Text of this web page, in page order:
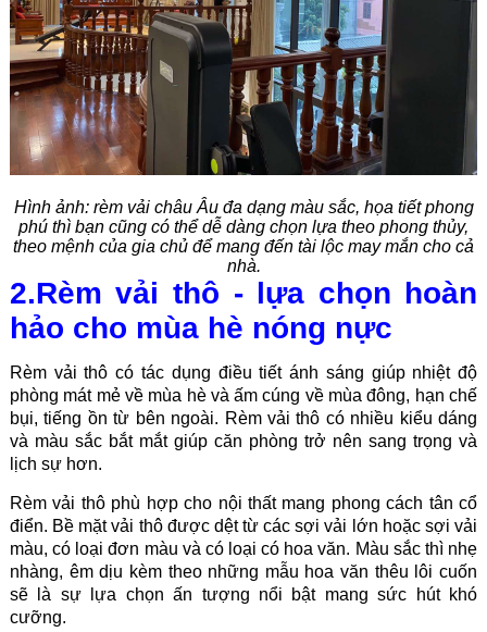
Hình ảnh: rèm vải châu Âu đa dạng màu sắc, họa tiết phong
phú thì bạn cũng có thể dễ dàng chọn lựa theo phong thủy,
theo mệnh của gia chủ để mang đến tài lộc may mắn cho cả
nhà.
2.Rèm vải thô - lựa chọn hoàn
hảo cho mùa hè nóng nực
Rèm vải thô có tác dụng điều tiết ánh sáng giúp nhiệt độ
phòng mát mẻ về mùa hè và ấm cúng về mùa đông, hạn chế
bụi, tiếng ồn từ bên ngoài. Rèm vải thô có nhiều kiểu dáng
và màu sắc bắt mắt giúp căn phòng trở nên sang trọng và
lịch sự hơn.
Rèm vải thô phù hợp cho nội thất mang phong cách tân cổ
điển. Bề mặt vải thô được dệt từ các sợi vải lớn hoặc sợi vải
màu, có loại đơn màu và có loại có hoa văn. Màu sắc thì nhẹ
nhàng, êm dịu kèm theo những mẫu hoa văn thêu lôi cuốn
sẽ là sự lựa chọn ấn tượng nổi bật mang sức hút khó
cưỡng.